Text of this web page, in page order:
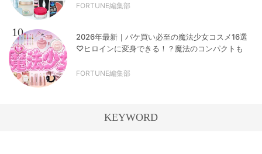
FORTUNE編集部
10
2026年最新｜パケ買い必至の魔法少女コスメ16選
♡ヒロインに変身できる！？魔法のコンパクトも
FORTUNE編集部
KEYWORD